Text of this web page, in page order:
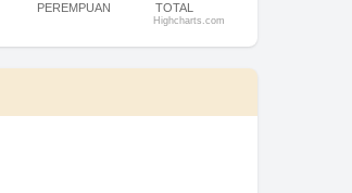
PEREMPUAN
TOTAL
Highcharts.com